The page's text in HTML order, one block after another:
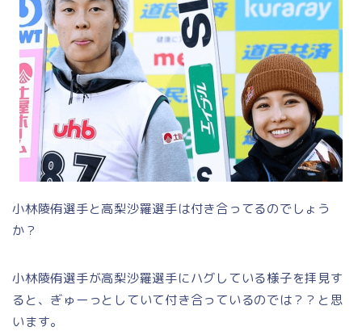
小林陵侑選手と高梨沙羅選手は付き合ってるのでしょう
か？
小林陵侑選手が高梨沙羅選手にハグしている様子を拝見す
ると、ぎゅーっとしていて付き合っているのでは？？と思
います。